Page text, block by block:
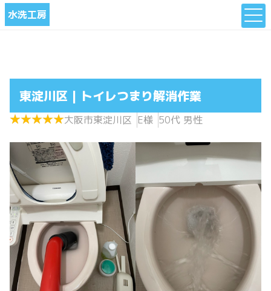
水洗工房
東淀川区 | トイレつまり解消作業
★★★★★
★★★★★大阪市東淀川区 E様 50代 男性